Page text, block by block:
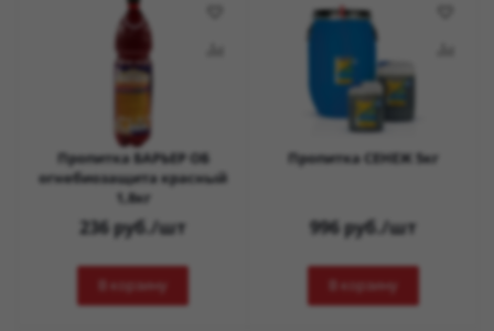
Пропитка БАРЬЕР ОБ
огнебиозащита красный
1,8кг
236руб./шт
В корзину
Пропитка СЕНЕЖ 5кг
996руб./шт
В корзину